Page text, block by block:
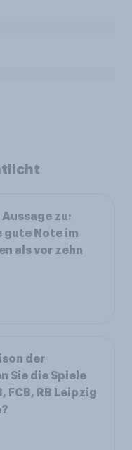
zu:
gute Note im
als vor zehn
der
Sie die Spiele
FCB, RB Leipzig